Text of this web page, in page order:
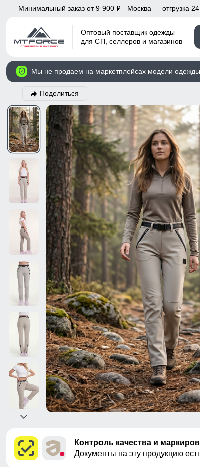
Минимальный заказ от 9 900 p Москва — отгрузка
Оптовый поставщик одежды
для СП, селлеров и магазинов
Мы не продаем на маркетплейсах модели
Поделиться
Контроль качества и
Документы на эту продукцию